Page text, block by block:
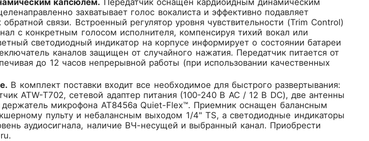
захватывает голос вокалиста и эффективно подавляет
связи. Встроенный регулятор уровня чувствительности (Trim Control)
с конкретным голосом исполнителя, компенсируя тихий вокал или
светодиодный индикатор на корпусе информирует о состоянии батареи
каналов защищен от случайного нажатия. Передатчик питается от
до 12 часов непрерывной работы (при использовании качественных
В комплект поставки входит все необходимое для быстрого развертывания:
ATW-T702, сетевой адаптер питания (100-240 В AC / 12 В DC), две антенны
микрофона AT8456a Quiet-Flex™. Приемник оснащен балансным
пульту и небалансным выходом 1/4" TS, а светодиодные индикаторы
аудиосигнала, наличие ВЧ-несущей и выбранный канал. Приобрести